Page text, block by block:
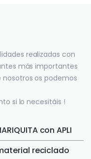
realizadas con
más importantes
os podemos
si lo necesitáis !
con APLI
reciclado